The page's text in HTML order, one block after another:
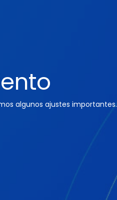
algunos ajustes importantes.